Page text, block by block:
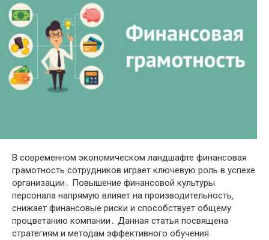
В современном экономическом ландшафте финансовая
грамотность сотрудников играет ключевую роль в успехе
организации․ Повышение финансовой культуры
персонала напрямую влияет на производительность‚
снижает финансовые риски и способствует общему
процветанию компании․ Данная статья посвящена
стратегиям и методам эффективного обучения